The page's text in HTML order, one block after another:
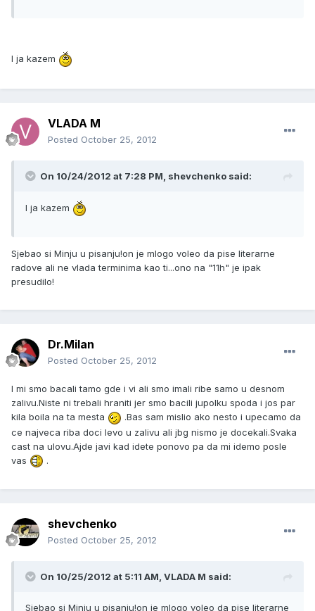
I ja kazem
VLADA M
Posted October 25, 2012
On 10/24/2012 at 7:28 PM, shevchenko said:
I ja kazem
Sjebao si Minju u pisanju!on je mlogo voleo da pise literarne
radove ali ne vlada terminima kao ti...ono na "11h" je ipak
presudilo!
Dr.Milan
Posted October 25, 2012
I mi smo bacali tamo gde i vi ali smo imali ribe samo u desnom
zalivu.Niste ni trebali hraniti jer smo bacili jupolku spoda i jos par
kila boila na ta mesta
.Bas sam mislio ako nesto i upecamo da
ce najveca riba doci levo u zalivu ali jbg nismo je docekali.Svaka
cast na ulovu.Ajde javi kad idete ponovo pa da mi idemo posle
vas
.
shevchenko
Posted October 25, 2012
On 10/25/2012 at 5:11 AM, VLADA M said:
Sjebao si Minju u pisanju!on je mlogo voleo da pise literarne